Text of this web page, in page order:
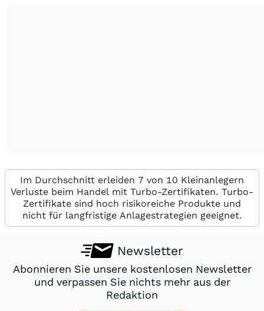
Im Durchschnitt erleiden 7 von 10 Kleinanlegern
Verluste beim Handel mit Turbo-Zertifikaten. Turbo-
Zertifikate sind hoch risikoreiche Produkte und
nicht für langfristige Anlagestrategien geeignet.
Newsletter
Abonnieren Sie unsere kostenlosen Newsletter
und verpassen Sie nichts mehr aus der
Redaktion